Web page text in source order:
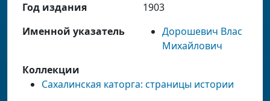
Год издания
1903
Именной указатель
Дорошевич Влас
Михайлович
Коллекции
Сахалинская каторга: страницы истории